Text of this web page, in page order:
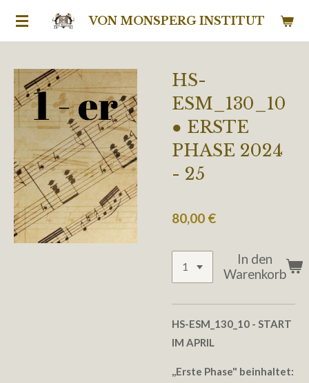
Zum
VON MONSPERG INSTITUT
HS-
ESM_130_10
● ERSTE
PHASE 2024
- 25
80,00 €
In den
Warenkorb
HS-ESM_130_10 - START
IM APRIL
,,Erste Phase" beinhaltet: